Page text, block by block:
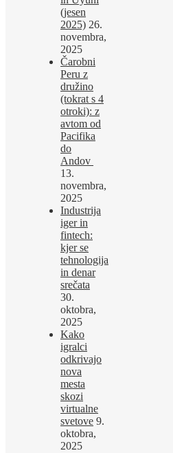
(jesen
2025) 26.
novembra,
2025
Čarobni
Peru z
družino
(tokrat s 4
otroki): z
avtom od
Pacifika
do
Andov
13.
novembra,
2025
Industrija
iger in
fintech:
kjer se
tehnologija
in denar
srečata
30.
oktobra,
2025
Kako
igralci
odkrivajo
nova
mesta
skozi
virtualne
svetove 9.
oktobra,
2025